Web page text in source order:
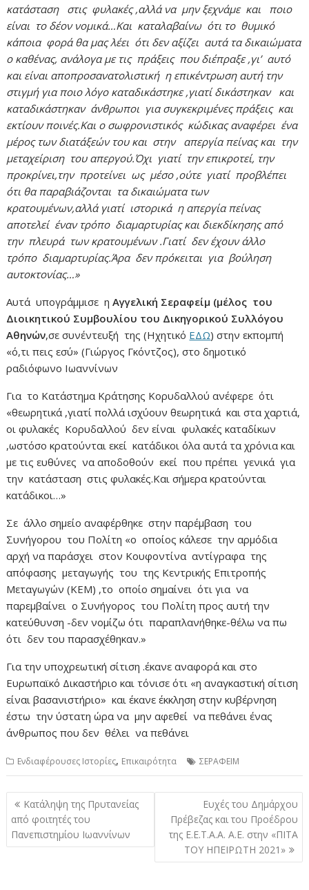
κατάσταση στις φυλακές ,αλλά να μην ξεχνάμε και ποιο
είναι το δέον νομικά…Και καταλαβαίνω ότι το θυμικό
κάποια φορά θα μας λέει ότι δεν αξίζει αυτά τα δικαιώματα
ο καθένας, ανάλογα με τις πράξεις που διέπραξε ,γι’ αυτό
και είναι αποπροσανατολιστική η επικέντρωση αυτή την
στιγμή για ποιο λόγο καταδικάστηκε ,γιατί δικάστηκαν και
καταδικάστηκαν άνθρωποι για συγκεκριμένες πράξεις και
εκτίουν ποινές.Και ο σωφρονιστικός κώδικας αναφέρει ένα
μέρος των διατάξεών του και στην απεργία πείνας και την
μεταχείριση του απεργού.Όχι γιατί την επικροτεί, την
προκρίνει,την προτείνει ως μέσο ,ούτε γιατί προβλέπει
ότι θα παραβιάζονται τα δικαιώματα των
κρατουμένων,αλλά γιατί ιστορικά η απεργία πείνας
αποτελεί έναν τρόπο διαμαρτυρίας και διεκδίκησης από
την πλευρά των κρατουμένων .Γιατί δεν έχουν άλλο
τρόπο διαμαρτυρίας.Άρα δεν πρόκειται για βούληση
αυτοκτονίας…»
Αυτά υπογράμμισε ηΑγγελική Σεραφείμ (μέλος του
Διοικητικού Συμβουλίου του Δικηγορικού Συλλόγου
Αθηνών,σε συνέντευξή της (Ηχητικό ΕΔΩ) στην εκπομπή
«ό,τι πεις εσύ» (Γιώργος Γκόντζος), στο δημοτικό
ραδιόφωνο Ιωαννίνων
Για το Κατάστημα Κράτησης Κορυδαλλού ανέφερε ότι
«θεωρητικά ,γιατί πολλά ισχύουν θεωρητικά και στα χαρτιά,
οι φυλακές Κορυδαλλού δεν είναι φυλακές καταδίκων
,ωστόσο κρατούνται εκεί κατάδικοι όλα αυτά τα χρόνια και
με τις ευθύνες να αποδοθούν εκεί που πρέπει γενικά για
την κατάσταση στις φυλακές.Και σήμερα κρατούνται
κατάδικοι…»
Σε άλλο σημείο αναφέρθηκε στην παρέμβαση του
Συνήγορου του Πολίτη «ο οποίος κάλεσε την αρμόδια
αρχή να παράσχει στον Κουφοντίνα αντίγραφα της
απόφασης μεταγωγής του της Κεντρικής Επιτροπής
Μεταγωγών (ΚΕΜ) ,το οποίο σημαίνει ότι για να
παρεμβαίνει ο Συνήγορος του Πολίτη προς αυτή την
κατεύθυνση -δεν νομίζω ότι παραπλανήθηκε-θέλω να πω
ότι δεν του παρασχέθηκαν.»
Για την υποχρεωτική σίτιση .έκανε αναφορά και στο
Ευρωπαϊκό Δικαστήριο και τόνισε ότι «η αναγκαστική σίτιση
είναι βασανιστήριο» και έκανε έκκληση στην κυβέρνηση
έστω την ύστατη ώρα να μην αφεθεί να πεθάνει ένας
άνθρωπος που δεν θέλει να πεθάνει
Ενδιαφέρουσες Ιστορίες, Επικαιρότητα ΣΕΡΑΦΕΙΜ
Πλοήγηση
άρθρων
Κατάληψη της Πρυτανείας
από φοιτητές του
Πανεπιστημίου Ιωαννίνων
Ευχές του Δημάρχου
Πρέβεζας και του Προέδρου
της Ε.Ε.Τ.Α.Α. Α.Ε. στην «ΠΙΤΑ
ΤΟΥ ΗΠΕΙΡΩΤΗ 2021»